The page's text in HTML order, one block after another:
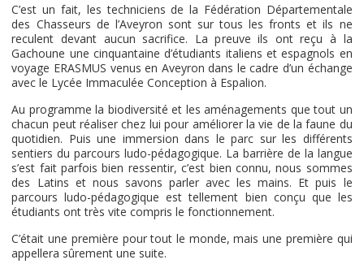
C’est un fait, les techniciens de la Fédération Départementale
des Chasseurs de l’Aveyron sont sur tous les fronts et ils ne
reculent devant aucun sacrifice. La preuve ils ont reçu à la
Gachoune une cinquantaine d’étudiants italiens et espagnols en
voyage ERASMUS venus en Aveyron dans le cadre d’un échange
avec le Lycée Immaculée Conception à Espalion.
Au programme la biodiversité et les aménagements que tout un
chacun peut réaliser chez lui pour améliorer la vie de la faune du
quotidien. Puis une immersion dans le parc sur les différents
sentiers du parcours ludo-pédagogique. La barrière de la langue
s’est fait parfois bien ressentir, c’est bien connu, nous sommes
des Latins et nous savons parler avec les mains. Et puis le
parcours ludo-pédagogique est tellement bien conçu que les
étudiants ont très vite compris le fonctionnement.
C’était une première pour tout le monde, mais une première qui
appellera sûrement une suite.